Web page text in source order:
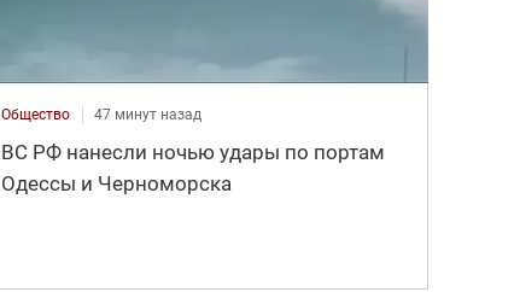
Общество 47 минут назад
ВС РФ нанесли ночью удары по портам
Одессы и Черноморска